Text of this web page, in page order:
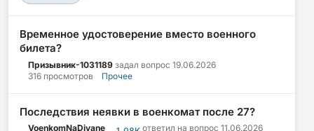
Временное удостоверение вместо военного
билета?
Призывник-1031189 задал вопрос 19.06.2026
316 просмотров
Прочее
Последствия неявки в военкомат после 27?
VoenkomNaDivane ответил на вопрос 11.06.2026